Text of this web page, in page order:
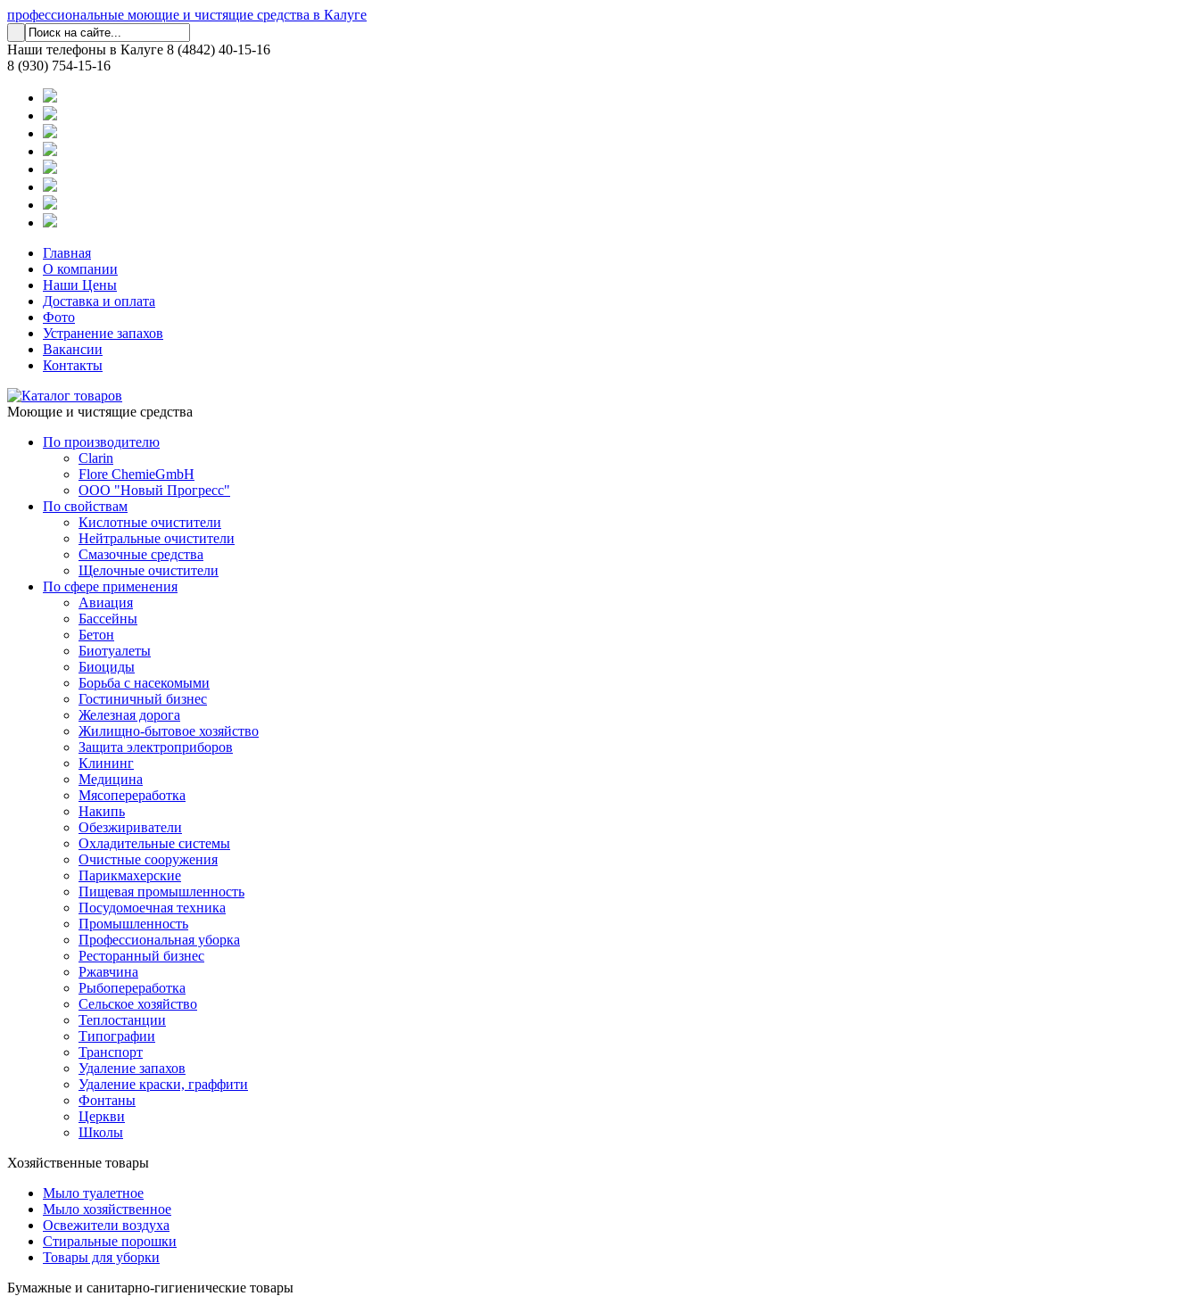
профессиональные моющие и чистящие средства в Калуге
Наши телефоны в Калуге 8 (4842) 40-15-16
8 (930) 754-15-16
Главная
О компании
Наши Цены
Доставка и оплата
Фото
Устранение запахов
Вакансии
Контакты
Моющие и чистящие средства
По производителю
Clarin
Flore ChemieGmbH
ООО "Новый Прогресс"
По свойствам
Кислотные очистители
Нейтральные очистители
Смазочные средства
Щелочные очистители
По сфере применения
Авиация
Бассейны
Бетон
Биотуалеты
Биоциды
Борьба с насекомыми
Гостиничный бизнес
Железная дорога
Жилищно-бытовое хозяйство
Защита электроприборов
Клининг
Медицина
Мясопереработка
Накипь
Обезжириватели
Охладительные системы
Очистные сооружения
Парикмахерские
Пищевая промышленность
Посудомоечная техника
Промышленность
Профессиональная уборка
Ресторанный бизнес
Ржавчина
Рыбопереработка
Сельское хозяйство
Теплостанции
Типографии
Транспорт
Удаление запахов
Удаление краски, граффити
Фонтаны
Церкви
Школы
Хозяйственные товары
Мыло туалетное
Мыло хозяйственное
Освежители воздуха
Стиральные порошки
Товары для уборки
Бумажные и санитарно-гигиенические товары